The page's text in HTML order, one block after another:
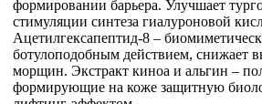
формировании барьера. Улучшает
стимуляции синтеза гиалуроновой
Ацетилгексапептид-8 –
ботулоподобным действием, снижает
морщин. Экстракт киноа и альгин –
формирующие на коже защитную